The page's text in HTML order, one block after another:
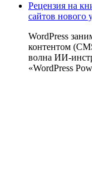
Рецензия на
сайтов нового
WordPress
контентом
волна
«WordPress